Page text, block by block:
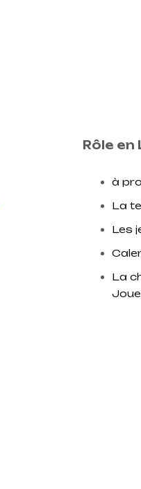
Rôle en
à
La
Les
La